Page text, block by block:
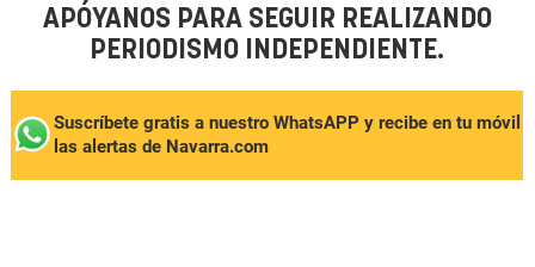
APÓYANOS PARA SEGUIR REALIZANDO
PERIODISMO INDEPENDIENTE.
Suscríbete gratis a nuestro WhatsAPP y recibe en tu móvil
las alertas de Navarra.com